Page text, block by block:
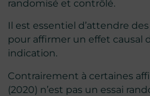
randomisé et contrôlé.
Il est essentiel d’attendre
pour affirmer un effet causal
indication.
Contrairement à certaines
(2020) n’est pas un essai